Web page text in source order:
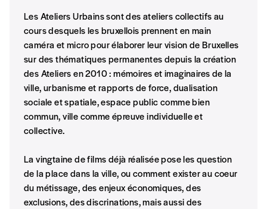
Les Ateliers Urbains sont des ateliers collectifs au
cours desquels les bruxellois prennent en main
caméra et micro pour élaborer leur vision de Bruxelles
sur des thématiques permanentes depuis la création
des Ateliers en 2010 : mémoires et imaginaires de la
ville, urbanisme et rapports de force, dualisation
sociale et spatiale, espace public comme bien
commun, ville comme épreuve individuelle et
collective.
La vingtaine de films déjà réalisée pose les question
de la place dans la ville, ou comment exister au coeur
du métissage, des enjeux économiques, des
exclusions, des discrinations, mais aussi des